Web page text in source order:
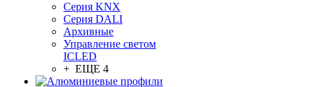
Серия KNX
Серия DALI
Архивные
Управление светом
ICLED
+ ЕЩЕ 4